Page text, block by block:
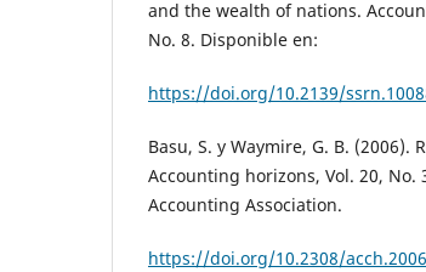
and the wealth of nations.
No. 8. Disponible en:
https://doi.org/10.2139/
Basu, S. y Waymire, G. B.
Accounting horizons, Vol. 20, No.
Accounting Association.
https://doi.org/10.2308/